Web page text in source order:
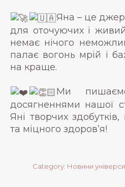
Яна – це
для оточуючих і
немає нічого
палає вогонь мрій і
на краще.
Ми
досягненнями нашої
Яні творчих
та міцного здоров’я!
Category: Новини